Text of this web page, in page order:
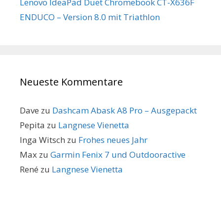
ENDUCO – Version 8.0 mit Triathlon
Neueste Kommentare
Dave zu Dashcam Abask A8 Pro – Ausgepackt
Pepita zu Langnese Vienetta
Inga Witsch zu Frohes neues Jahr
Max zu Garmin Fenix 7 und Outdooractive
René zu Langnese Vienetta